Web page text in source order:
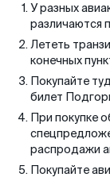
У разных
различаются
Лететь
конечных
Покупайте
билет
При покупке
распродажи
Покупайте